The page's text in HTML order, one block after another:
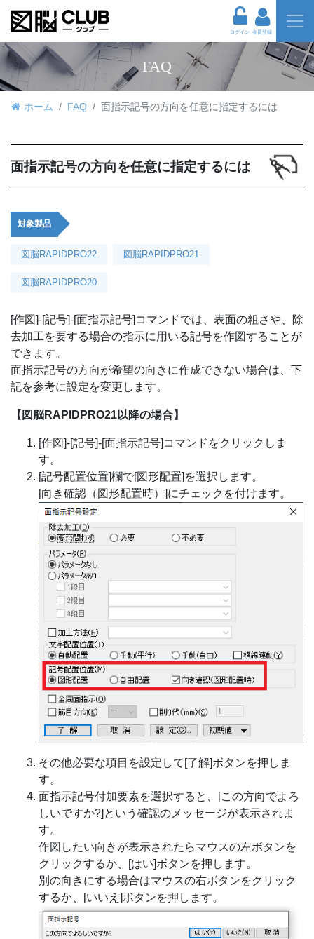
ログイン 会員登録
FAQ
ホーム FAQ 面指示記号の方向を任意に指定するには
面指示記号の方向を任意に指定するには
対象製品
図脳RAPIDPRO22 図脳RAPIDPRO21
図脳RAPIDPRO20
[作図]-[記号]-[面指示記号]コマンドでは、表面の粗さや、除
去加工を要する場合の指示に用いる記号を作図することが
できます。
面指示記号の方向が希望の向きに作成できない場合は、下
記を参考に設定を変更します。
【図脳RAPIDPRO21以降の場合】
[作図]-[記号]-[面指示記号]コマンドをクリックしま
す。
[記号配置位置]欄で[図形配置]を選択します。
[向き確認（図形配置時）]にチェックを付けます。
その他必要な項目を設定して[了解]ボタンを押しま
す。
面指示記号付加要素を選択すると、[この方向でよろ
しいですか?]という確認のメッセージが表示されま
す。
作図したい向きが表示されたらマウスの左ボタンを
クリックするか、[はい]ボタンを押します。
別の向きにする場合はマウスの右ボタンをクリック
するか、[いいえ]ボタンを押します。